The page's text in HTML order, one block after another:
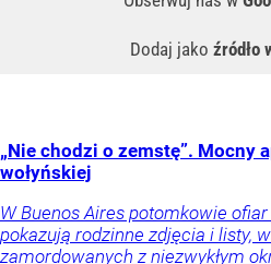
Dodaj jako źródło
„Nie chodzi o zemstę”. Mocny
wołyńskiej
W Buenos Aires potomkowie
pokazują rodzinne zdjęcia i listy,
zamordowanych z niezwykłym